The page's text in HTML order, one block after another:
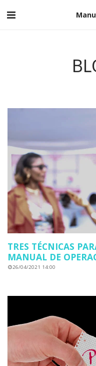
TRES TÉCNICAS
MANUAL DE
26/04/2021 14:00